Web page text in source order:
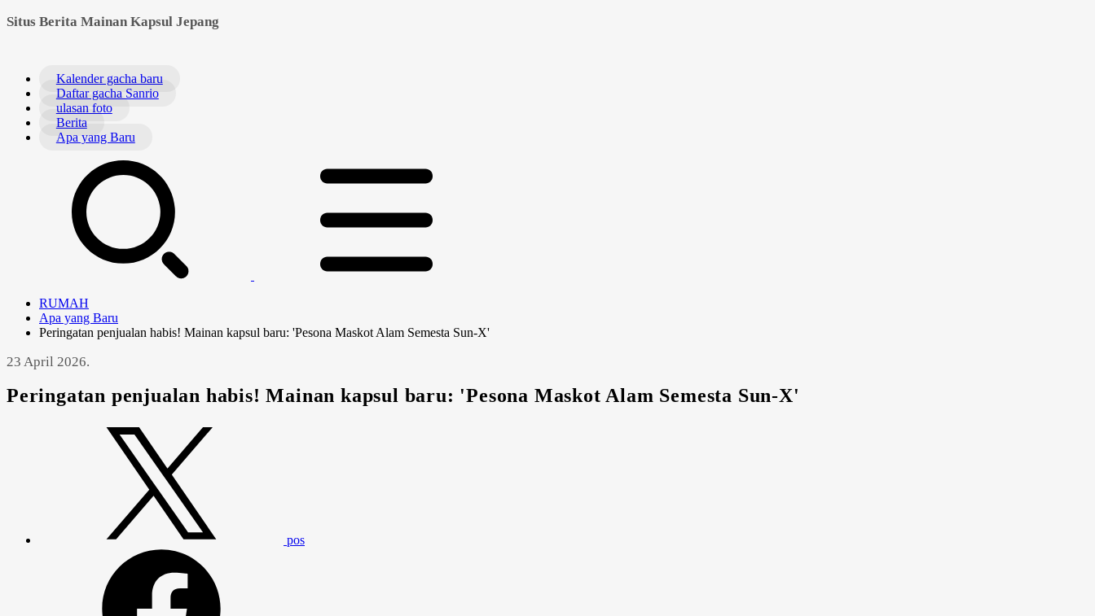
Situs Berita Mainan Kapsul Jepang
Kalender gacha baru
Daftar gacha Sanrio
ulasan foto
Berita
Apa yang Baru
RUMAH
Apa yang Baru
Peringatan penjualan habis! Mainan kapsul baru: 'Pesona Maskot Alam Semesta Sun-X'
23 April 2026.
Peringatan penjualan habis! Mainan kapsul baru: 'Pesona Maskot Alam Semesta Sun-X'
pos